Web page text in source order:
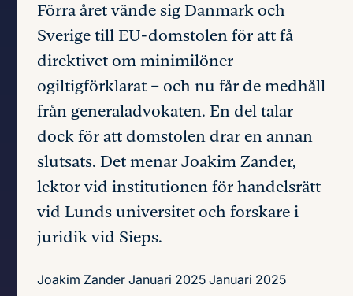
Förra året vände sig Danmark och
Sverige till EU-domstolen för att få
direktivet om minimilöner
ogiltigförklarat – och nu får de medhåll
från generaladvokaten. En del talar
dock för att domstolen drar en annan
slutsats. Det menar Joakim Zander,
lektor vid institutionen för handelsrätt
vid Lunds universitet och forskare i
juridik vid Sieps.
Joakim Zander Januari 2025 Januari 2025